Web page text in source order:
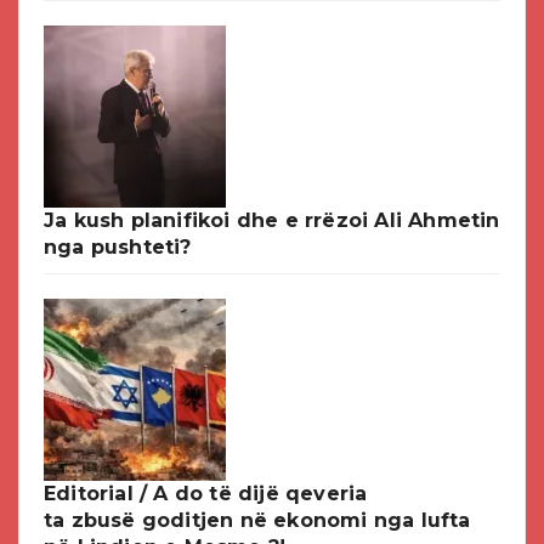
Ja kush planifikoi dhe e rrëzoi Ali Ahmetin
nga pushteti?
Editorial / A do të dijë qeveria
ta zbusë goditjen në ekonomi nga lufta